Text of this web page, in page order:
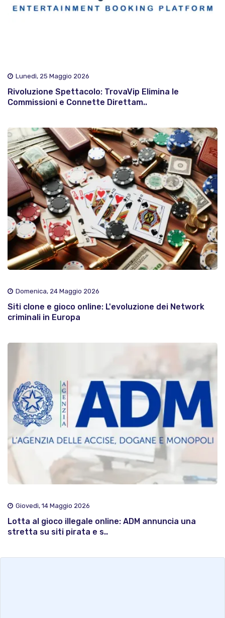
Lunedì, 25 Maggio 2026
Rivoluzione Spettacolo: TrovaVip Elimina le
Commissioni e Connette Direttam..
Domenica, 24 Maggio 2026
Siti clone e gioco online: L'evoluzione dei Network
criminali in Europa
Giovedì, 14 Maggio 2026
Lotta al gioco illegale online: ADM annuncia una
stretta su siti pirata e s..